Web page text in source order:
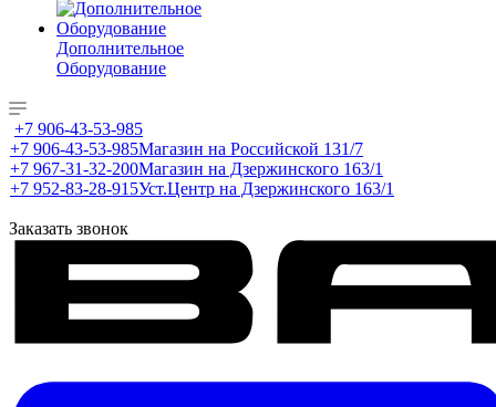
Дополнительное
Оборудование
+7 906-43-53-985
+7 906-43-53-985Магазин на Российской 131/7
+7 967-31-32-200Магазин на Дзержинского 163/1
+7 952-83-28-915Уст.Центр на Дзержинского 163/1
Заказать звонок